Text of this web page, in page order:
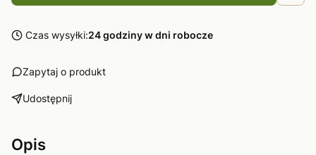
Czas wysyłki:24 godziny w dni robocze
Zapytaj o produkt
Udostępnij
Opis